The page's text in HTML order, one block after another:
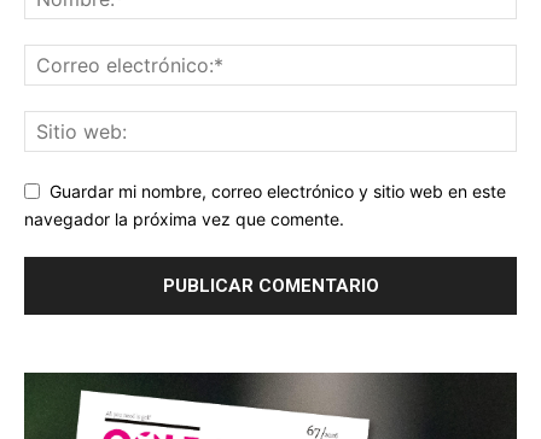
Guardar mi nombre, correo electrónico y sitio web en este
navegador la próxima vez que comente.